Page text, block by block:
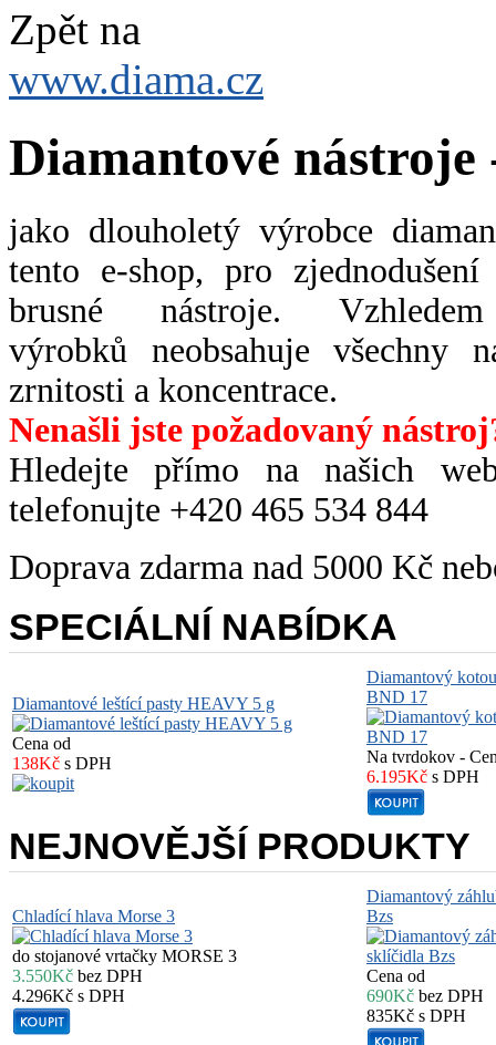
Zpět na
www.diama.cz
Diamantové
jako dlouholetý výrobce
tento e-shop, pro
brusné nástroje.
výrobků neobsahuje všechny
zrnitosti a koncentrace.
Nenašli jste požadovaný
Hledejte přímo na našich
telefonujte +420 465 534 844
Doprava zdarma nad 5000 Kč
SPECIÁLNÍ NABÍDKA
Diamantové leštící pasty HEAVY 5 g
Cena od
138Kč s DPH
Diamantový
BND 17
Na tvrdokov -
6.195Kč s DPH
NEJNOVĚJŠÍ PRODUKTY
Chladící hlava Morse 3
do stojanové vrtačky MORSE 3
3.550Kč bez DPH
4.296Kč s DPH
Diamantový
Bzs
Cena od
690Kč bez DPH
835Kč s DPH